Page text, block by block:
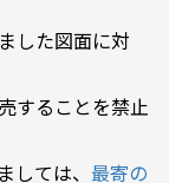
した図面に対
することを禁止
ては、 最寄の